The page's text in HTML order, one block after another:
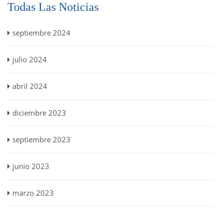
Todas Las Noticias
septiembre 2024
julio 2024
abril 2024
diciembre 2023
septiembre 2023
junio 2023
marzo 2023